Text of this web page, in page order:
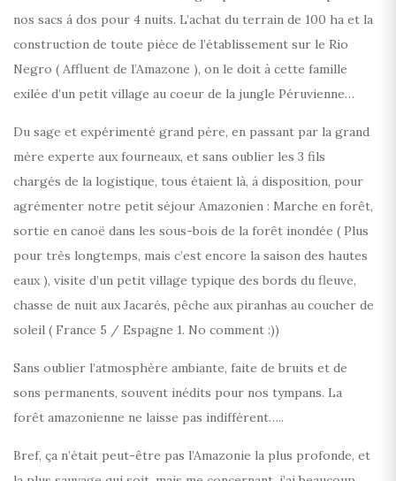
nos sacs á dos pour 4 nuits. L’achat du terrain de 100 ha et la
construction de toute pièce de l’établissement sur le Rio
Negro ( Affluent de l’Amazone ), on le doit à cette famille
exilée d’un petit village au coeur de la jungle Péruvienne…
Du sage et expérimenté grand père, en passant par la grand
mère experte aux fourneaux, et sans oublier les 3 fils
chargés de la logistique, tous étaient là, á disposition, pour
agrémenter notre petit séjour Amazonien : Marche en forêt,
sortie en canoë dans les sous-bois de la forêt inondée ( Plus
pour très longtemps, mais c’est encore la saison des hautes
eaux ), visite d’un petit village typique des bords du fleuve,
chasse de nuit aux Jacarés, pêche aux piranhas au coucher de
soleil ( France 5 / Espagne 1. No comment :))
Sans oublier l’atmosphère ambiante, faite de bruits et de
sons permanents, souvent inédits pour nos tympans. La
forêt amazonienne ne laisse pas indifférent…..
Bref, ça n’était peut-être pas l’Amazonie la plus profonde, et